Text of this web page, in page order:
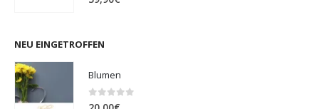
NEU EINGETROFFEN
Blumen
0 out of 5